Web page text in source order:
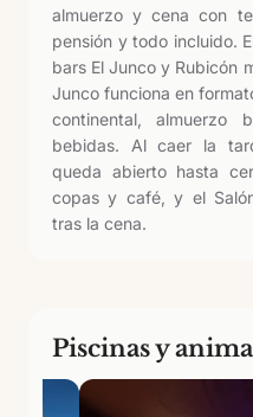
almuerzo y cena con
pensión y todo incluido.
bars El Junco y Rubicón
Junco funciona en
continental, almuerzo
bebidas. Al caer la
queda abierto hasta
copas y café, y el
tras la cena.
Piscinas y